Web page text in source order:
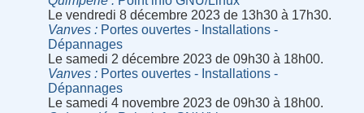
Le vendredi 8 décembre 2023 de 13h30 à 17h30.
Vanves
Portes ouvertes - Installations -
Dépannages
Le samedi 2 décembre 2023 de 09h30 à 18h00.
Vanves
Portes ouvertes - Installations -
Dépannages
Le samedi 4 novembre 2023 de 09h30 à 18h00.